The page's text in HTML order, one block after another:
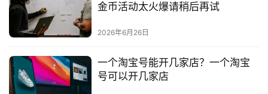
金币活动太火爆请稍后再试
2026年6月26日
一个淘宝号能开几家店？一个淘宝
号可以开几家店